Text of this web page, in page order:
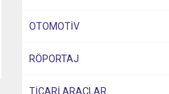
OTOMOTİV
RÖPORTAJ
TİCARİ ARAÇLAR